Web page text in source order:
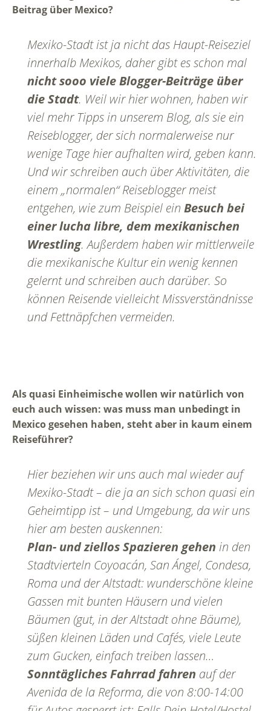
Beitrag über Mexico?
Mexiko-Stadt ist ja nicht das Haupt-Reiseziel
innerhalb Mexikos, daher gibt es schon mal
nicht sooo viele Blogger-Beiträge über
die Stadt. Weil wir hier wohnen, haben wir
viel mehr Tipps in unserem Blog, als sie ein
Reiseblogger, der sich normalerweise nur
wenige Tage hier aufhalten wird, geben kann.
Und wir schreiben auch über Aktivitäten, die
einem „normalen“ Reiseblogger meist
entgehen, wie zum Beispiel ein Besuch bei
einer lucha libre, dem mexikanischen
Wrestling. Außerdem haben wir mittlerweile
die mexikanische Kultur ein wenig kennen
gelernt und schreiben auch darüber. So
können Reisende vielleicht Missverständnisse
und Fettnäpfchen vermeiden.
Als quasi Einheimische wollen wir natürlich von
euch auch wissen: was muss man unbedingt in
Mexico gesehen haben, steht aber in kaum einem
Reiseführer?
Hier beziehen wir uns auch mal wieder auf
Mexiko-Stadt – die ja an sich schon quasi ein
Geheimtipp ist – und Umgebung, da wir uns
hier am besten auskennen:
Plan- und ziellos Spazieren gehen in den
Stadtvierteln Coyoacán, San Ángel, Condesa,
Roma und der Altstadt: wunderschöne kleine
Gassen mit bunten Häusern und vielen
Bäumen (gut, in der Altstadt ohne Bäume),
süßen kleinen Läden und Cafés, viele Leute
zum Gucken, einfach treiben lassen…
Sonntägliches Fahrrad fahren auf der
Avenida de la Reforma, die von 8:00-14:00